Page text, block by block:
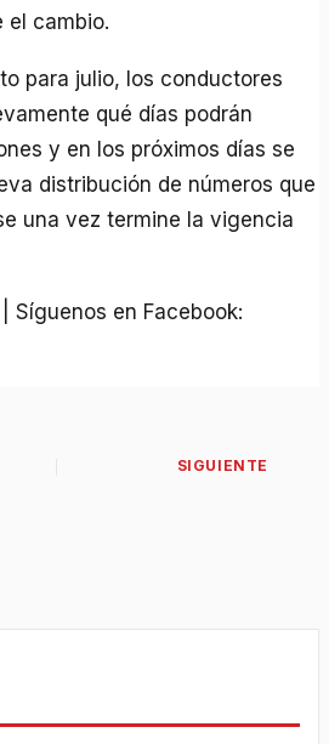
el cambio.
para julio, los conductores
qué días podrán
y en los próximos días se
distribución de números que
una vez termine la vigencia
Síguenos en Facebook: